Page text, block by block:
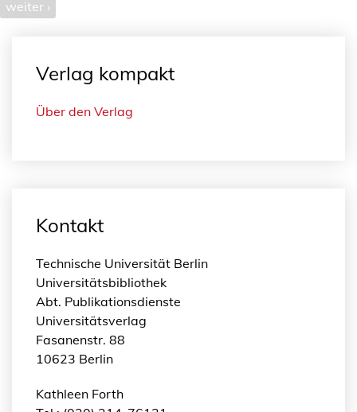
weiter ›
Verlag kompakt
Über den Verlag
Kontakt
Technische Universität Berlin
Universitätsbibliothek
Abt. Publikationsdienste
Universitätsverlag
Fasanenstr. 88
10623 Berlin
Kathleen Forth